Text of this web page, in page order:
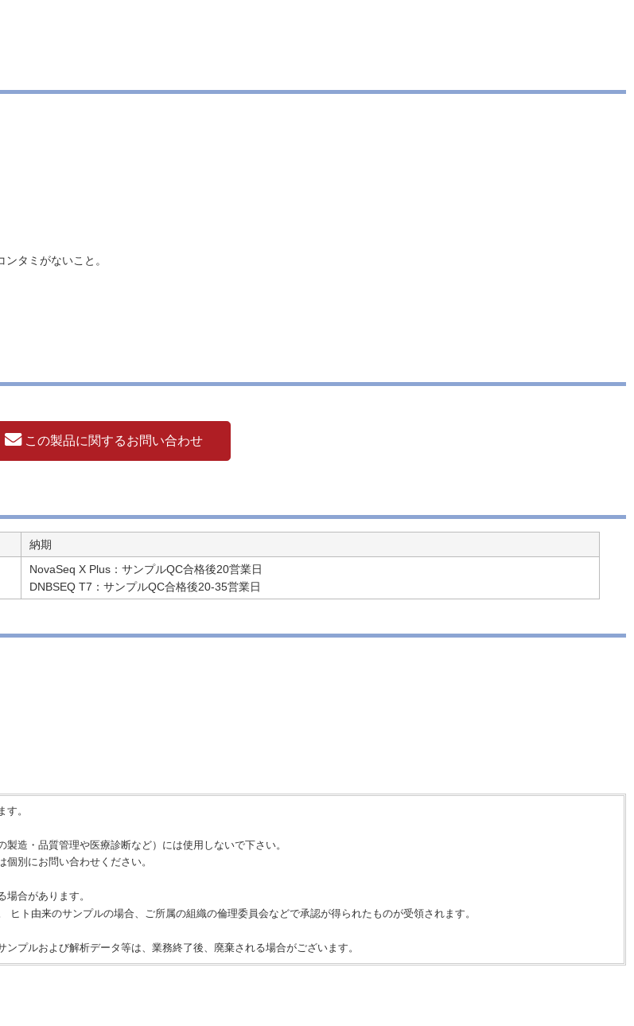
タミがないこと。
この製品に関するお問い合わせ
納期
NovaSeq X Plus：サンプルQC合格後20営業日
DNBSEQ T7：サンプルQC合格後20-35営業日
。
造・品質管理や医療診断など）には使用しないで下さい。
別にお問い合わせください。
合があります。
ト由来のサンプルの場合、ご所属の組織の倫理委員会などで承認が得られたものが受領されます。
プルおよび解析データ等は、業務終了後、廃棄される場合がございます。